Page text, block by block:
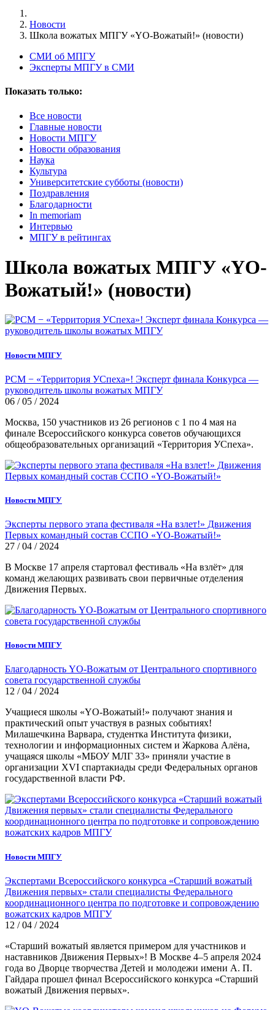
Новости
Школа вожатых МПГУ «YO-Вожатый!» (новости)
СМИ об МПГУ
Эксперты МПГУ в СМИ
Показать только:
Все новости
Главные новости
Новости МПГУ
Новости образования
Наука
Культура
Университетские субботы (новости)
Поздравления
Благодарности
In memoriam
Интервью
МПГУ в рейтингах
Школа вожатых МПГУ «YO-
Вожатый!» (новости)
Новости МПГУ
РСМ − «Территория УСпеха»! Эксперт финала Конкурса —
руководитель школы вожатых МПГУ
06 / 05 / 2024
Москва, 150 участников из 26 регионов с 1 по 4 мая на
финале Всероссийского конкурса советов обучающихся
общеобразовательных организаций «Территория УСпеха».
Новости МПГУ
Эксперты первого этапа фестиваля «На взлет!» Движения
Первых командный состав ССПО «YO-Вожатый!»
27 / 04 / 2024
В Москве 17 апреля стартовал фестиваль «На взлёт» для
команд желающих развивать свои первичные отделения
Движения Первых.
Новости МПГУ
Благодарность YO-Вожатым от Центрального спортивного
совета государственной службы
12 / 04 / 2024
Учащиеся школы «YO-Вожатый!» получают знания и
практический опыт участвуя в разных событиях!
Милашечкина Варвара, студентка Института физики,
технологии и информационных систем и Жаркова Алёна,
учащаяся школы «МБОУ МЛГ 33» приняли участие в
организации XVI спартакиады среди Федеральных органов
государственной власти РФ.
Новости МПГУ
Экспертами Всероссийского конкурса «Старший вожатый
Движения первых» стали специалисты Федерального
координационного центра по подготовке и сопровождению
вожатских кадров МПГУ
12 / 04 / 2024
«Старший вожатый является примером для участников и
наставников Движения Первых»! В Москве 4–5 апреля 2024
года во Дворце творчества Детей и молодежи имени А. П.
Гайдара прошел финал Всероссийского конкурса «Старший
вожатый Движения первых».